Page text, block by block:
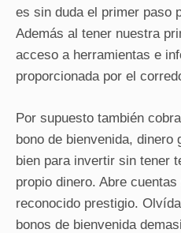
es sin duda el primer paso
Además al tener nuestra
acceso a herramientas e
proporcionada por el
Por supuesto también
bono de bienvenida,
bien para invertir sin tener
propio dinero. Abre
reconocido prestigio.
bonos de bienvenida